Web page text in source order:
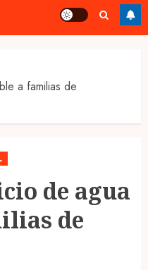
a familias de
de agua
de